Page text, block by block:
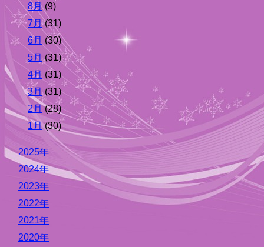
8月(9)
7月(31)
6月 (30)
5月(31)
4月 (31)
3月 (31)
2月(28)
1月(30)
2025年
2024年
2023年
2022年
2021年
2020年